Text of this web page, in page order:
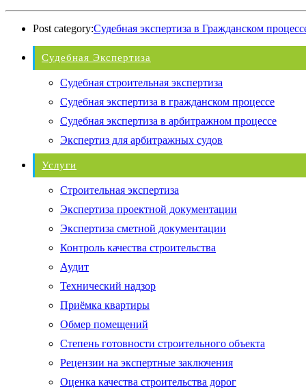
Post category:Судебная экспертиза в Гражданском
Судебная Экспертиза
Судебная строительная экспертиза
Судебная экспертиза в гражданском процессе
Судебная экспертиза в арбитражном процессе
Экспертиз для арбитражных судов
Услуги
Строительная экспертиза
Экспертиза проектной документации
Экспертиза сметной документации
Контроль качества строительства
Аудит
Технический надзор
Приёмка квартиры
Обмер помещений
Степень готовности строительного объекта
Рецензии на экспертные заключения
Оценка качества строительства дорог